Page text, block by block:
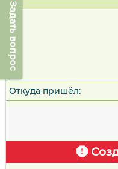
Задать вопрос
Откуда пришёл: